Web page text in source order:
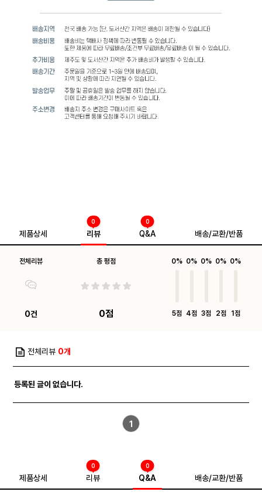
제품상세 리뷰
0
Q&A
0
배송/교환/반품
전체리뷰
0건
총 평점
0점
0%
5점
0%
4점
0%
3점
0%
2점
0%
1점
전체리뷰 0개
등록된 글이 없습니다.
1
제품상세 리뷰
0
Q&A
0
배송/교환/반품